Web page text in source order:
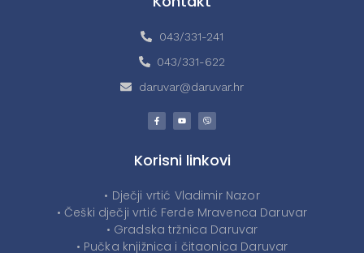
043/331-241
043/331-622
daruvar@daruvar.hr
Korisni linkovi
• Dječji vrtić Vladimir Nazor
• Češki dječji vrtić Ferde Mravenca Daruvar
• Gradska tržnica Daruvar
• Pučka knjižnica i čitaonica Daruvar